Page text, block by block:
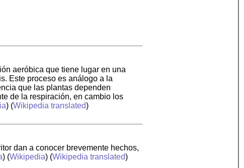
aeróbica que tiene lugar en una
Este proceso es análogo a la
que las plantas dependen
de la respiración, en cambio los
) (Wikipedia translated)
dan a conocer brevemente hechos,
) (Wikipedia) (Wikipedia translated)